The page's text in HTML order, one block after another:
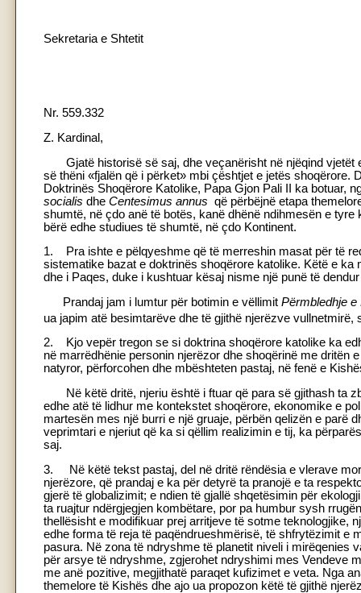
Sekretaria e Shtetit
Nr. 559.332
Z. Kardinal,
Gjatë historisë së saj, dhe veçanërisht në njëqind vjetët
së thëni «fjalën që i përket» mbi çështjet e jetës shoqërore.
Doktrinës Shoqërore Katolike, Papa Gjon Pali II ka botuar,
socialis dhe Centesimus annus që përbëjnë etapa
shumtë, në çdo anë të botës, kanë dhënë ndihmesën e
bërë edhe studiues të shumtë, në çdo Kontinent.
1. Pra ishte e pëlqyeshme që të merreshin masat për të
sistematike bazat e doktrinës shoqërore katolike. Këtë e
dhe i Paqes, duke i kushtuar kësaj nisme një punë të
Prandaj jam i lumtur për botimin e vëllimit Përmbledhje
ua japim atë besimtarëve dhe të gjithë njerëzve
2. Kjo vepër tregon se si doktrina shoqërore katolike ka
në marrëdhënie personin njerëzor dhe shoqërinë me dritën
natyror, përforcohen dhe mbështeten pastaj, në fenë e
Në këtë dritë, njeriu është i ftuar që para së gjithash ta
edhe atë të lidhur me kontekstet shoqërore, ekonomike e
martesën mes një burri e një gruaje, përbën qelizën e parë
veprimtari e njeriut që ka si qëllim realizimin e tij, ka
saj.
3. Në këtë tekst pastaj, del në dritë rëndësia e vlerave
njerëzore, që prandaj e ka për detyrë ta pranojë e ta
gjerë të globalizimit; e ndien të gjallë shqetësimin për
ta ruajtur ndërgjegjen kombëtare, por pa humbur sysh
thellësisht e modifikuar prej arritjeve të sotme teknologjike,
edhe forma të reja të paqëndrueshmërisë, të shfrytëzimit e
pasura. Në zona të ndryshme të planetit niveli i mirëqenies
për arsye të ndryshme, zgjerohet ndryshimi mes Vendeve
me anë pozitive, megjithatë paraqet kufizimet e veta. Nga
themelore të Kishës dhe ajo ua propozon këtë të gjithë